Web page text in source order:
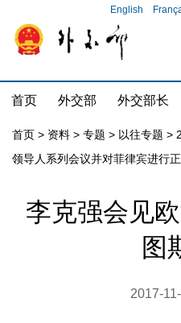
English
首页 外交部 外交部长
首页 > 资料 > 专题 > 以往专题 >
领导人系列会议并对菲律宾进行
李克强会见
图
2017-